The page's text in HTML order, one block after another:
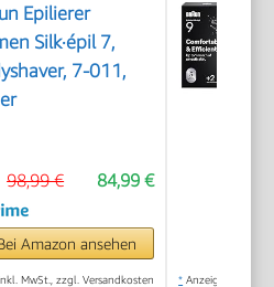
Epilierer
Silk·épil 7,
7-011,
84,99 €
98,99 €
Amazon ansehen
MwSt., zzgl. Versandkosten * Anzeige